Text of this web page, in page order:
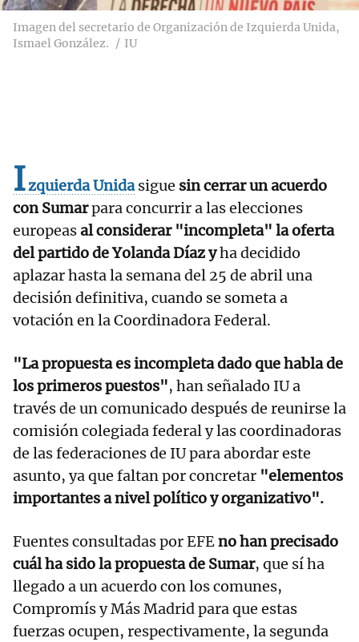
Imagen del secretario de Organización de Izquierda Unida,
Ismael González.
IU
Izquierda Unidasigue sin cerrar un acuerdo
con Sumarpara concurrir a las elecciones
europeasal considerar "incompleta" la oferta
del partido de Yolanda Díaz yha decidido
aplazar hasta la semana del 25 de abril una
decisión definitiva, cuando se someta a
votación en la Coordinadora Federal.
"La propuesta es incompleta dado que habla de
los primeros puestos", han señalado IU a
través de un comunicado después de reunirse la
comisión colegiada federal y las coordinadoras
de las federaciones de IU para abordar este
asunto, ya que faltan por concretar "elementos
importantes a nivel político y organizativo".
Fuentes consultadas por EFEno han precisado
cuál ha sido la propuesta de Sumar, que sí ha
llegado a un acuerdo con los comunes,
Compromís y Más Madrid para que estas
fuerzas ocupen, respectivamente, la segunda